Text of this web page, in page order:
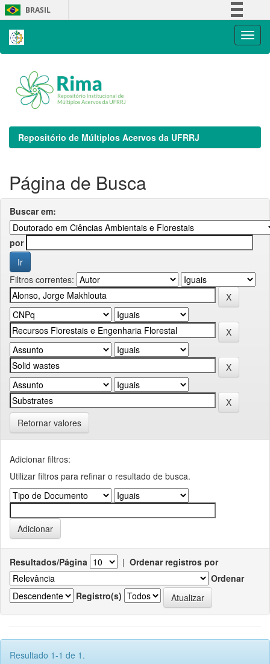
Skip
navigation
BRASIL
Repositório de Múltiplos Acervos da UFRRJ
Página de Busca
Buscar em:
por
Filtros correntes:
Retornar valores
Adicionar filtros:
Utilizar filtros para refinar o resultado de busca.
Resultados/Página | Ordenar registros por
Ordenar
Registro(s)
Resultado 1-1 de 1.